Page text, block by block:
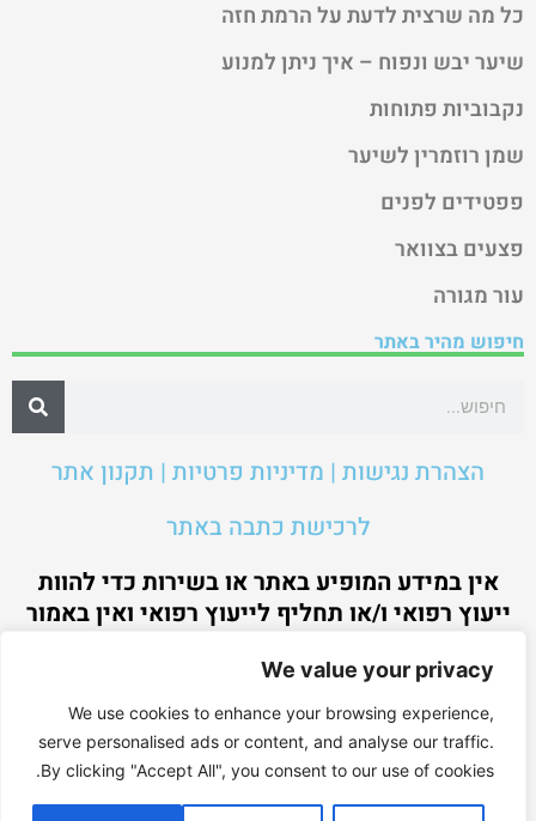
We value your privacy
We use cookies to enhance your browsing experience,
serve personalised ads or content, and analyse our traffic.
By clicking "Accept All", you consent to our use of cookies.
כל מה שרצית לדעת על הרמת חזה
שיער יבש ונפוח – איך ניתן למנוע
נקבוביות פתוחות
שמן רוזמרין לשיער
פפטידים לפנים
פצעים בצוואר
עור מגורה
חיפוש מהיר באתר
הצהרת נגישות | מדיניות פרטיות | תקנון אתר
לרכישת כתבה באתר
אין במידע המופיע באתר או בשירות כדי להוות
ייעוץ רפואי ו/או תחליף לייעוץ רפואי ואין באמור
ספציפיות, לחוות דעה או להביע עמדה ביחס
למקרה מסוים.